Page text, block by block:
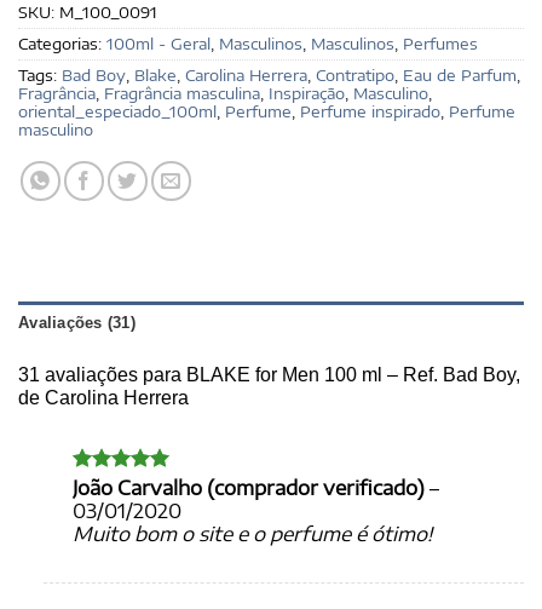
SKU: M_100_0091
Categorias: 100ml - Geral Masculinos Masculinos Perfumes
Tags: Bad Boy Blake Carolina Herrera Contratipo Eau de Parfum
Fragrância Fragrância masculina Inspiração Masculino
oriental_especiado_100ml Perfume Perfume inspirado Perfume
masculino
Avaliações (31)
31 avaliações para BLAKE for Men 100 ml – Ref. Bad Boy,
de Carolina Herrera
Avaliação5
de 5
João Carvalho (comprador verificado) –
03/01/2020
Muito bom o site e o perfume é ótimo!